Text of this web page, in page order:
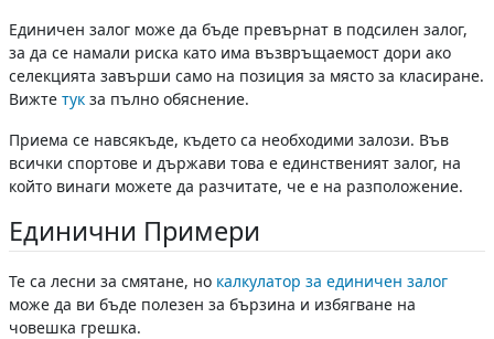
Единичен залог може да бъде превърнат в подсилен залог,
за да се намали риска като има възвръщаемост дори ако
селекцията завърши само на позиция за място за класиране.
Вижте тук за пълно обяснение.
Приема се навсякъде, където са необходими залози. Във
всички спортове и държави това е единственият залог, на
който винаги можете да разчитате, че е на разположение.
Единични Примери
Те са лесни за смятане, но калкулатор за единичен залог
може да ви бъде полезен за бързина и избягване на
човешка грешка.